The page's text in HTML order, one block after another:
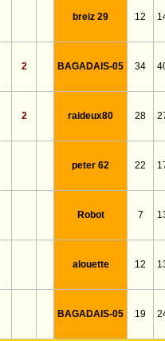
breiz 29 12
2 BAGADAIS-05 34
2 raideux80 28
peter 62 22
Robot 7
alouette 12
BAGADAIS-05 19